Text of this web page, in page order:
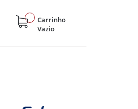
Carrinho
Vazio
Hobby e Lazer